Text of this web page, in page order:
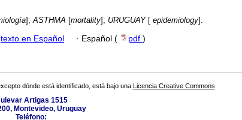
];ASTHMA [mortality]; URUGUAY[ epidemiology].
texto en Español · Español ( pdf )
dónde está identificado, está bajo una Licencia Creative Commons
Artigas 1515
Montevideo, Uruguay
Teléfono: